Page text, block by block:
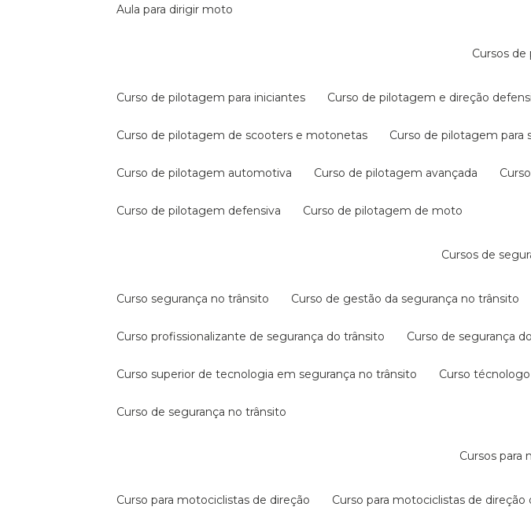
aula para dirigir moto
cursos
curso de pilotagem para iniciantes curso de pilotagem e direção
curso de pilotagem de scooters e motonetas curso de pilotagem para
curso de pilotagem automotiva curso de pilotagem avançada
curso de pilotagem defensiva curso de pilotagem de moto
cursos de
curso segurança no trânsito curso de gestão da segurança no trânsito
curso profissionalizante de segurança do trânsito curso de segurança
curso superior de tecnologia em segurança no trânsito curso
curso de segurança no trânsito
cursos
curso para motociclistas de direção curso para motociclistas de direção